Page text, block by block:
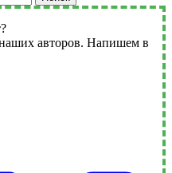
авторов. Напишем в